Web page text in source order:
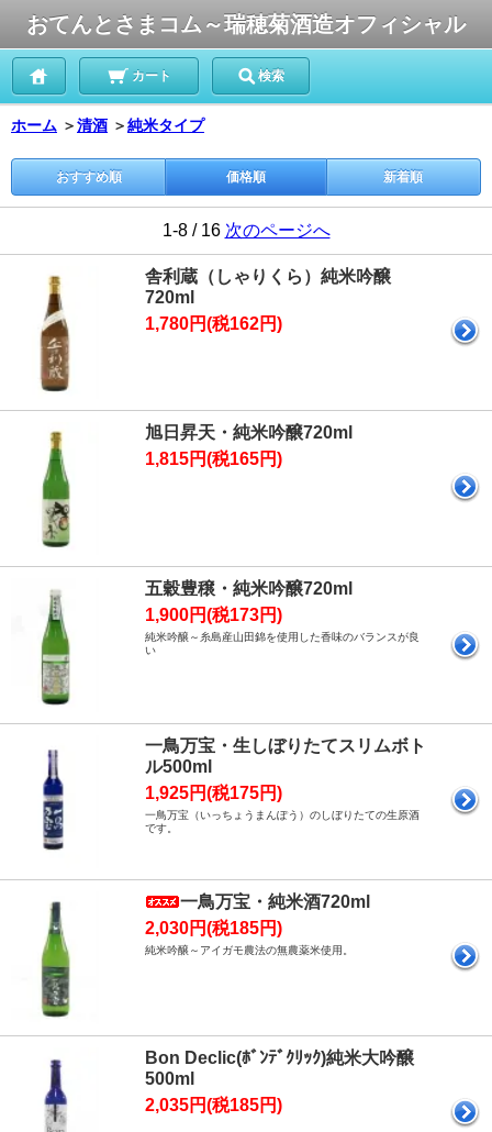
おてんとさまコム～瑞穂菊酒造オフィシャル
カート 検索
ホーム ＞清酒 ＞純米タイプ
おすすめ順 価格順 新着順
1-8 / 16 次のページへ
舎利蔵（しゃりくら）純米吟醸
720ml
1,780円(税162円)
旭日昇天・純米吟醸720ml
1,815円(税165円)
五穀豊穣・純米吟醸720ml
1,900円(税173円)
純米吟醸～糸島産山田錦を使用した香味のバランスが良
い
一鳥万宝・生しぼりたてスリムボト
ル500ml
1,925円(税175円)
一鳥万宝（いっちょうまんぽう）のしぼりたての生原酒
です。
一鳥万宝・純米酒720ml
2,030円(税185円)
純米吟醸～アイガモ農法の無農薬米使用。
Bon Declic(ﾎﾞﾝﾃﾞｸﾘｯｸ)純米大吟醸
500ml
2,035円(税185円)